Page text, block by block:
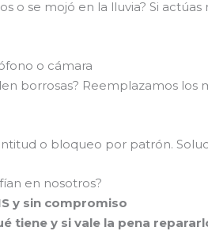
o se mojó en la lluvia? Si actúas
o cámara
borrosas? Reemplazamos
o bloqueo por patrón.
en nosotros?
y sin compromiso
tiene y si vale la pena